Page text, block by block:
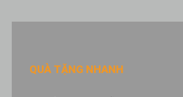
QUÀ TẶNG NHANH